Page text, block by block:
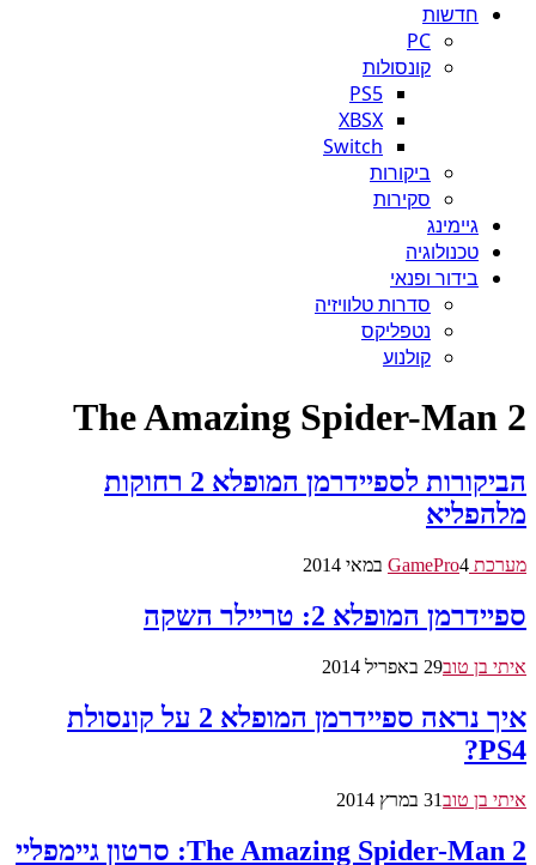
חדשות
PC
קונסולות
PS5
XBSX
Switch
ביקורות
סקירות
גיימינג
טכנולוגיה
בידור ופנאי
סדרות טלוויזיה
נטפליקס
קולנוע
The Amazing Spider-Man 2
הביקורות לספיידרמן המופלא 2 רחוקות
מלהפליא
מערכת GamePro 4 במאי 2014
ספיידרמן המופלא 2: טריילר השקה
איתי בן טוב29 באפריל 2014
איך נראה ספיידרמן המופלא 2 על קונסולת
PS4?
איתי בן טוב31 במרץ 2014
The Amazing Spider-Man 2: סרטון גיימפליי